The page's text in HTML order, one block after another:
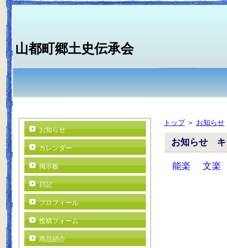
山都町郷土史伝承会
トップ＞ お知らせ
お知らせ キ
能楽 文楽
お知らせ
カレンダー
掲示板
日記
プロフィール
投稿フォーム
商品紹介